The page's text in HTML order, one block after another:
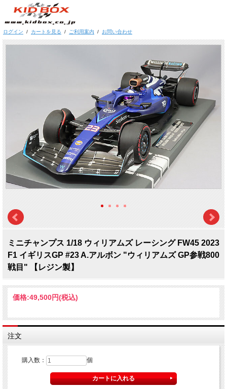
ログイン / カートを見る / ご利用案内 / お問い合わせ
ミニチャンプス 1/18 ウィリアムズ レーシング FW45 2023
F1 イギリスGP #23 A.アルボン "ウィリアムズ GP参戦800
戦目" 【レジン製】
価格:49,500円(税込)
注文
購入数： 個